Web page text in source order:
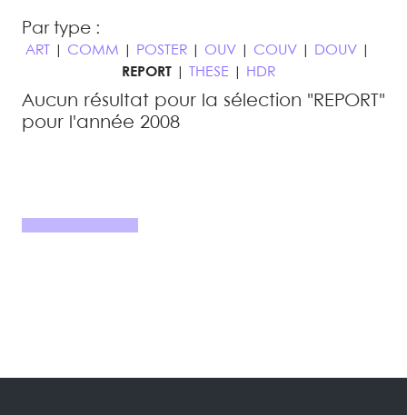
Par type :
ART COMM POSTER OUV COUV DOUV
REPORT| THESE HDR
Aucun résultat pour la sélection "REPORT"
pour l'année 2008